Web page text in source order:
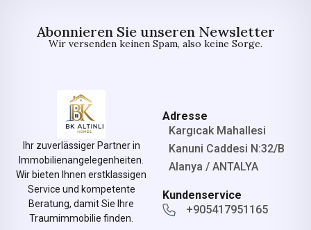
Abonnieren Sie unseren Newsletter
Wir versenden keinen Spam, also keine Sorge.
Ihr zuverlässiger Partner in
Immobilienangelegenheiten.
Wir bieten Ihnen erstklassigen
Service und kompetente
Beratung, damit Sie Ihre
Traumimmobilie finden.
Adresse
Kargıcak Mahallesi
Kanuni Caddesi N:32/B
Alanya / ANTALYA
Kundenservice
+905417951165